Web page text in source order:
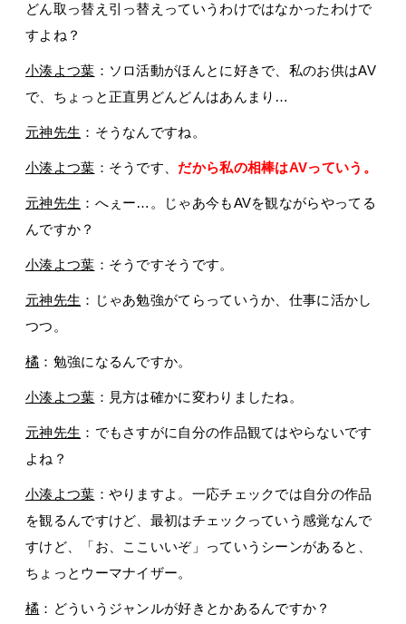
どん取っ替え引っ替えっていうわけではなかったわけで
すよね？
小湊よつ葉 ：ソロ活動がほんとに好きで、私のお供はAV
で、ちょっと正直男どんどんはあんまり…
元神先生 ：そうなんですね。
小湊よつ葉 ：そうです、 だから私の相棒はAVっていう。
元神先生 ：へぇー…。じゃあ今もAVを観ながらやってる
んですか？
小湊よつ葉 ：そうですそうです。
元神先生 ：じゃあ勉強がてらっていうか、仕事に活かし
つつ。
橘 ：勉強になるんですか。
小湊よつ葉 ：見方は確かに変わりましたね。
元神先生 ：でもさすがに自分の作品観てはやらないです
よね？
小湊よつ葉 ：やりますよ。一応チェックでは自分の作品
を観るんですけど、最初はチェックっていう感覚なんで
すけど、「お、ここいいぞ」っていうシーンがあると、
ちょっとウーマナイザー。
橘 ：どういうジャンルが好きとかあるんですか？